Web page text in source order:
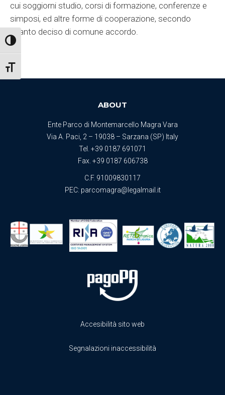
Attiva/disattiva alto contrasto
Attiva/disattiva dimensione testo
cui soggiorni studio, corsi di formazione, conferenze e
simposi, ed altre forme di cooperazione, secondo
quanto deciso di comune accordo.
ABOUT
Ente Parco di Montemarcello Magra Vara
Via A. Paci, 2 – 19038 – Sarzana (SP) Italy
Tel. +39 0187 691071
Fax. +39 0187 606738
C.F. 91009830117
PEC: parcomagra@legalmail.it
Accesibilità sito web
Segnalazioni inaccessibilità